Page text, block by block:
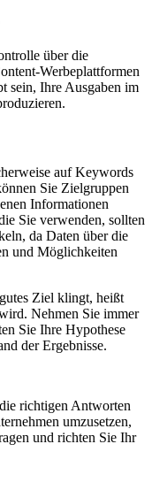
über die
Werbeplattformen
sein, Ihre Ausgaben im
auf Keywords
Sie Zielgruppen
Informationen
Sie verwenden, sollten
da Daten über die
und Möglichkeiten
Ziel klingt, heißt
Nehmen Sie immer
Sie Ihre Hypothese
der Ergebnisse.
richtigen Antworten
umzusetzen,
und richten Sie Ihr